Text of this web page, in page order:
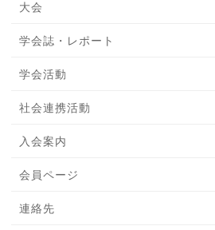
大会
学会誌・レポート
学会活動
社会連携活動
入会案内
会員ページ
連絡先